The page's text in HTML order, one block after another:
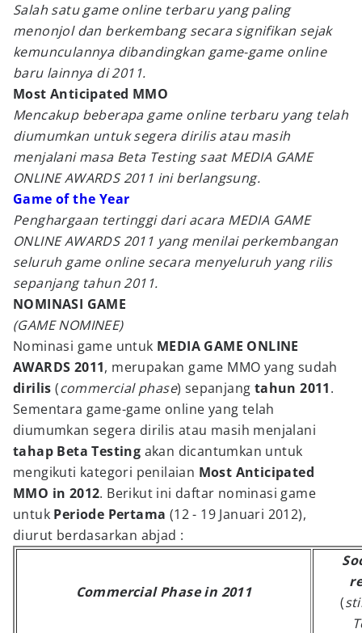
Salah satu game online terbaru yang paling
menonjol dan berkembang secara signifikan sejak
kemunculannya dibandingkan game-game online
baru lainnya di 2011.
Most Anticipated MMO
Mencakup beberapa game online terbaru yang telah
diumumkan untuk segera dirilis atau masih
menjalani masa Beta Testing saat MEDIA GAME
ONLINE AWARDS 2011 ini berlangsung.
Game of the Year
Penghargaan tertinggi dari acara MEDIA GAME
ONLINE AWARDS 2011 yang menilai perkembangan
seluruh game online secara menyeluruh yang rilis
sepanjang tahun 2011.
NOMINASI GAME
(GAME NOMINEE)
Nominasi game untuk MEDIA GAME ONLINE
AWARDS 2011, merupakan game MMO yang sudah
dirilis (commercial phase) sepanjang tahun 2011.
Sementara game-game online yang telah
diumumkan segera dirilis atau masih menjalani
tahap Beta Testing akan dicantumkan untuk
mengikuti kategori penilaian Most Anticipated
MMO in 2012. Berikut ini daftar nominasi game
untuk Periode Pertama (12 - 19 Januari 2012),
diurut berdasarkan abjad :
Commercial Phase in 2011
(